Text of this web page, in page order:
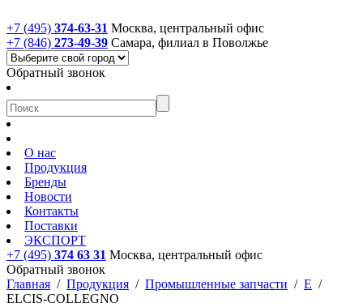
+7 (495) 374-63-31 Москва, центральный офис
+7 (846) 273-49-39 Самара, филиал в Поволжье
Обратный звонок
О нас
Продукция
Бренды
Новости
Контакты
Поставки
ЭКСПОРТ
+7 (495) 374 63 31 Москва, центральный офис
Обратный звонок
Главная / Продукция / Промышленные запчасти / E /
ELCIS-COLLEGNO